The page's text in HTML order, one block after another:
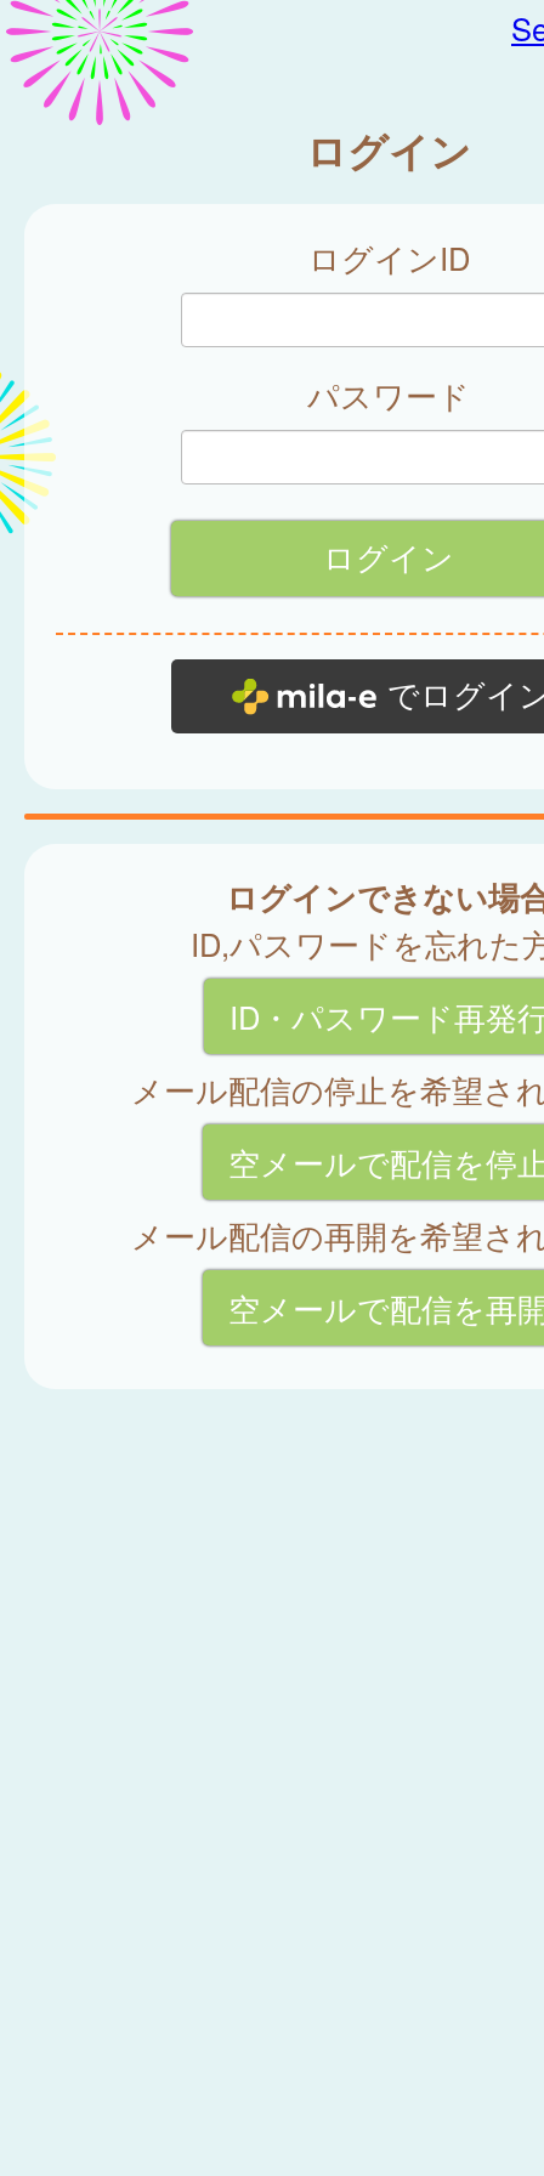
ログイン
ログインID
パスワード
でログイ
ログインできない場
ID,パスワードを忘れた
ID・パスワード再発
メール配信の停止を希望さ
空メールで配信を停
メール配信の再開を希望さ
空メールで配信を再